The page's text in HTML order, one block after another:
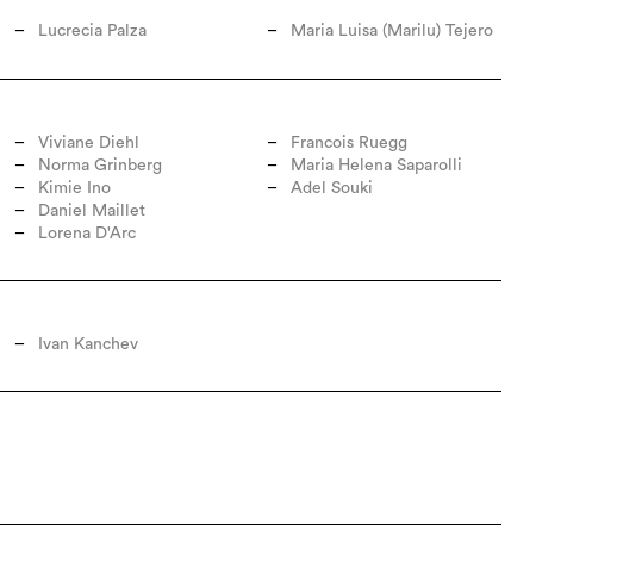
Lucrecia Palza Maria Luisa (Marilu) Tejero
Viviane Diehl
Norma Grinberg
Kimie Ino
Daniel Maillet
Lorena D'Arc
Francois Ruegg
Maria Helena Saparolli
Adel Souki
Ivan Kanchev